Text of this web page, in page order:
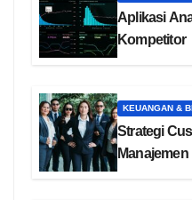
Aplikasi
Kompetitor
KEUANGAN &
Strategi